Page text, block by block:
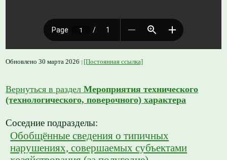
Обновлено 30 марта 2026 [Постоянная ссылка]
Вернуться в разделМероприятия технического
(технологического, поверочного) характера
Соседние подразделы:
Обобщённые сведения о типичных
нарушениях, совершаемых субъектами